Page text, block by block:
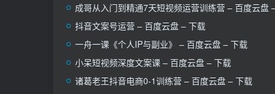
成哥从入门到精通7天短视频运营训练营 – 百度云盘
抖音文案号运营 – 百度云盘 – 下载
一舟一课《个人IP与副业》 – 百度云盘 – 下载
小呆短视‬频深度文案课 – 百度云盘 – 下载
诸葛老王抖音电商0-1训练营 – 百度云盘 – 下载